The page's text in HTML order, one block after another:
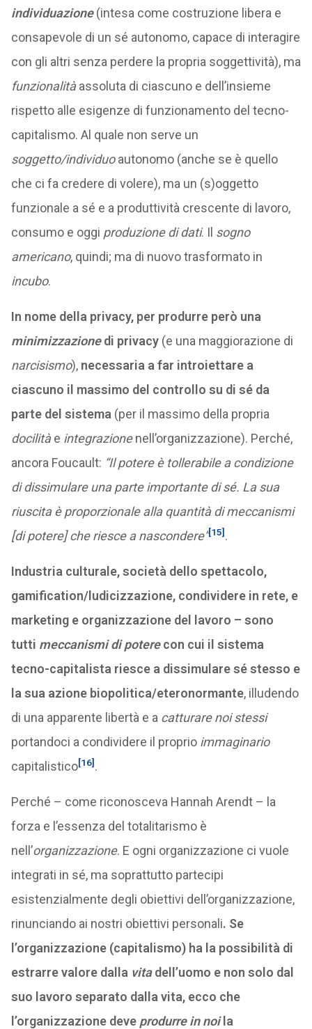
individuazione (intesa come costruzione libera e
consapevole di un sé autonomo, capace di interagire
con gli altri senza perdere la propria soggettività), ma
funzionalitàassoluta di ciascuno e dell’insieme
rispetto alle esigenze di funzionamento del tecno-
capitalismo. Al quale non serve un
soggetto/individuoautonomo (anche se è quello
che ci fa credere di volere), ma un (s)oggetto
funzionale a sé e a produttività crescente di lavoro,
consumo e oggi produzione di dati. Il sogno
americano, quindi; ma di nuovo trasformato in
incubo.
In nome della privacy, per produrre però una
minimizzazionedi privacy(e una maggiorazione di
narcisismo), necessaria a far introiettare a
ciascuno il massimo del controllo su di sé da
parte del sistema (per il massimo della propria
docilitàe integrazionenell’organizzazione). Perché,
ancora Foucault: “Il potere è tollerabile a condizione
di dissimulare una parte importante di sé. La sua
riuscita è proporzionale alla quantità di meccanismi
[di potere] che riesce a nascondere”[15] .
Industria culturale, società dello spettacolo,
gamification/ludicizzazione, condividere in rete, e
marketing e organizzazione del lavoro – sono
tutti meccanismi di poterecon cui il sistema
tecno-capitalista riesce a dissimulare sé stesso e
la sua azione biopolitica/eteronormante, illudendo
di una apparente libertà e a catturare noi stessi
portandoci a condividere il proprio immaginario
capitalistico[16] .
Perché – come riconosceva Hannah Arendt – la
forza e l’essenza del totalitarismo è
nell’organizzazione. E ogni organizzazione ci vuole
integrati in sé, ma soprattutto partecipi
esistenzialmente degli obiettivi dell’organizzazione,
rinunciando ai nostri obiettivi personali. Se
l’organizzazione (capitalismo) ha la possibilità di
estrarre valore dalla vitadell’uomo e non solo dal
suo lavoro separato dalla vita, ecco che
l’organizzazione deve produrre in noila